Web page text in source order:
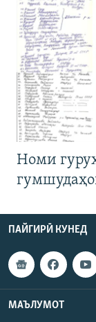
Номи
ПАЙГИРӢ КУНЕД
МАЪЛУМОТ